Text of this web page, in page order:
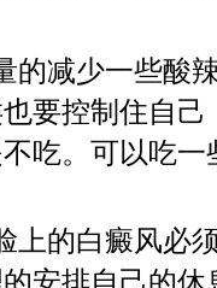
的减少一些酸
要控制住自
吃。可以吃
上的白癜风必
安排自己的